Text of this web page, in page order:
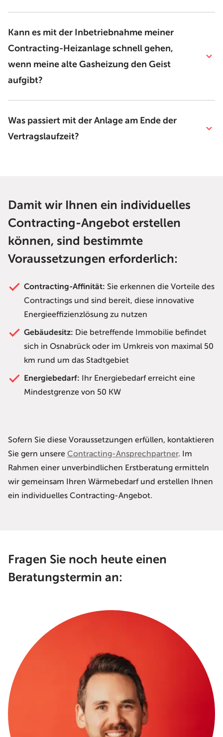
Kann es mit der Inbetriebnahme meiner
Contracting-Heizanlage schnell gehen,
wenn meine alte Gasheizung den Geist
aufgibt?
Was passiert mit der Anlage am Ende der
Vertragslaufzeit?
Damit wir Ihnen ein individuelles
Contracting-Angebot erstellen
können, sind bestimmte
Voraussetzungen erforderlich:
Contracting-Affinität: Sie erkennen die Vorteile des
Contractings und sind bereit, diese innovative
Energieeffizienzlösung zu nutzen
Gebäudesitz: Die betreffende Immobilie befindet
sich in Osnabrück oder im Umkreis von maximal 50
km rund um das Stadtgebiet
Energiebedarf: Ihr Energiebedarf erreicht eine
Mindestgrenze von 50 KW
Sofern Sie diese Voraussetzungen erfüllen, kontaktieren
Sie gern unsere Contracting-Ansprechpartner. Im
Rahmen einer unverbindlichen Erstberatung ermitteln
wir gemeinsam Ihren Wärmebedarf und erstellen Ihnen
ein individuelles Contracting-Angebot.
Fragen Sie noch heute einen
Beratungstermin an: